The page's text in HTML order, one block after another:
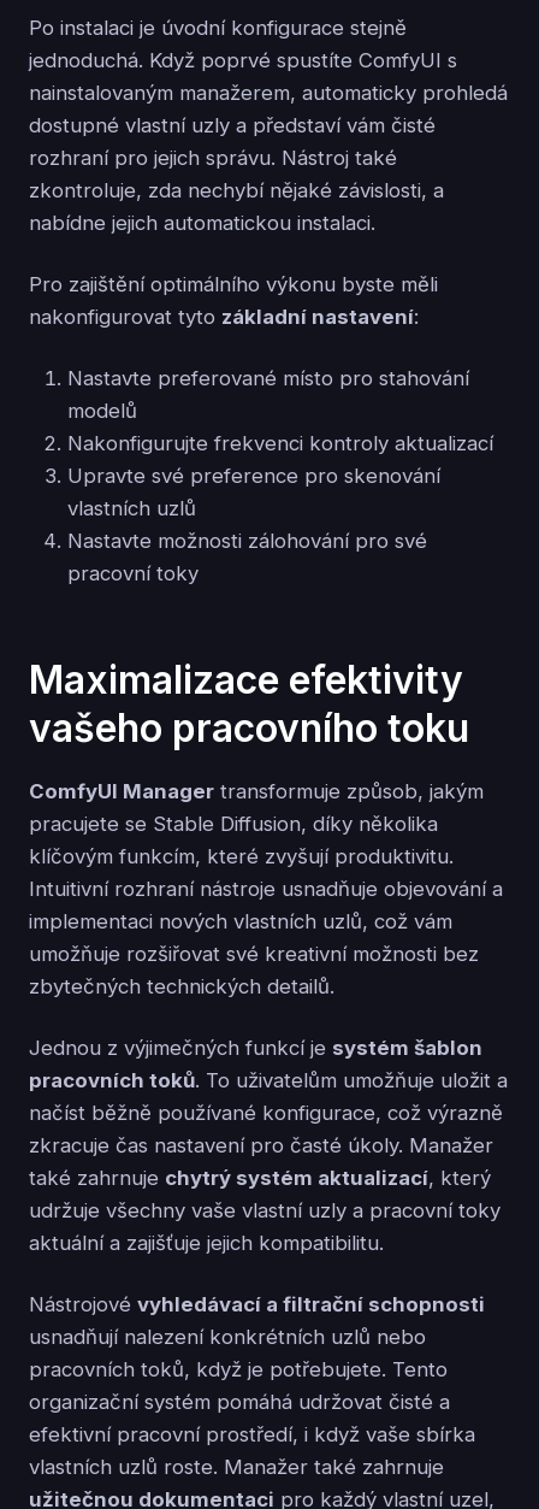
Po instalaci je úvodní konfigurace stejně
jednoduchá. Když poprvé spustíte ComfyUI s
nainstalovaným manažerem, automaticky prohledá
dostupné vlastní uzly a představí vám čisté
rozhraní pro jejich správu. Nástroj také
zkontroluje, zda nechybí nějaké závislosti, a
nabídne jejich automatickou instalaci.
Pro zajištění optimálního výkonu byste měli
nakonfigurovat tyto základní nastavení:
Nastavte preferované místo pro stahování
modelů
Nakonfigurujte frekvenci kontroly aktualizací
Upravte své preference pro skenování
vlastních uzlů
Nastavte možnosti zálohování pro své
pracovní toky
Maximalizace efektivity
vašeho pracovního toku
ComfyUI Manager transformuje způsob, jakým
pracujete se Stable Diffusion, díky několika
klíčovým funkcím, které zvyšují produktivitu.
Intuitivní rozhraní nástroje usnadňuje objevování a
implementaci nových vlastních uzlů, což vám
umožňuje rozšiřovat své kreativní možnosti bez
zbytečných technických detailů.
Jednou z výjimečných funkcí je systém šablon
pracovních toků. To uživatelům umožňuje uložit a
načíst běžně používané konfigurace, což výrazně
zkracuje čas nastavení pro časté úkoly. Manažer
také zahrnuje chytrý systém aktualizací, který
udržuje všechny vaše vlastní uzly a pracovní toky
aktuální a zajišťuje jejich kompatibilitu.
Nástrojové vyhledávací a filtrační schopnosti
usnadňují nalezení konkrétních uzlů nebo
pracovních toků, když je potřebujete. Tento
organizační systém pomáhá udržovat čisté a
efektivní pracovní prostředí, i když vaše sbírka
vlastních uzlů roste. Manažer také zahrnuje
užitečnou dokumentaci pro každý vlastní uzel,